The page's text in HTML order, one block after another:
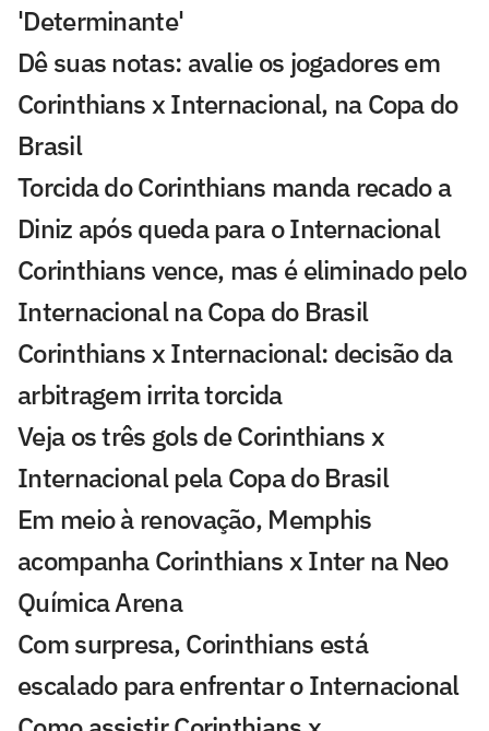
'Determinante'
Dê suas notas: avalie os jogadores em
Corinthians x Internacional, na Copa do
Brasil
Torcida do Corinthians manda recado a
Diniz após queda para o Internacional
Corinthians vence, mas é eliminado pelo
Internacional na Copa do Brasil
Corinthians x Internacional: decisão da
arbitragem irrita torcida
Veja os três gols de Corinthians x
Internacional pela Copa do Brasil
Em meio à renovação, Memphis
acompanha Corinthians x Inter na Neo
Química Arena
Com surpresa, Corinthians está
escalado para enfrentar o Internacional